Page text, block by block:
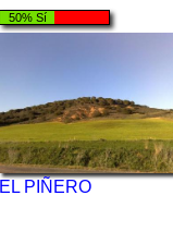
50% Sí
EL PIÑERO